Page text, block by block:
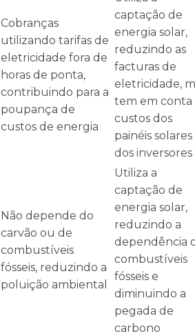
Cobranças
utilizando tarifas de
eletricidade fora de
horas de ponta,
contribuindo para a
poupança de
custos de energia
captação de
energia solar,
reduzindo as
facturas de
eletricidade,
tem em conta
custos dos
painéis solares
dos inversores
Não depende do
carvão ou de
combustíveis
fósseis, reduzindo a
poluição ambiental
Utiliza a
captação de
energia solar,
reduzindo a
dependência
combustíveis
fósseis e
diminuindo a
pegada de
carbono